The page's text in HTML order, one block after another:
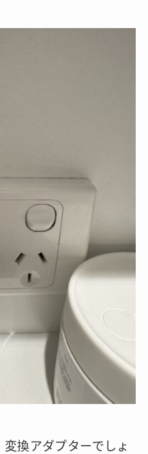
換アダプターでしょ